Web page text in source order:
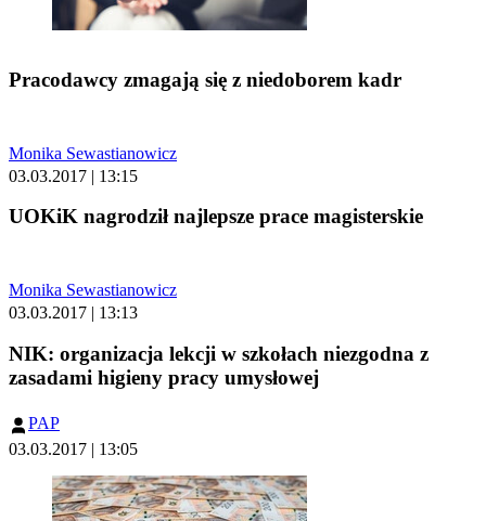
Pracodawcy zmagają się z niedoborem kadr
Monika Sewastianowicz
03.03.2017 | 13:15
UOKiK nagrodził najlepsze prace magisterskie
Monika Sewastianowicz
03.03.2017 | 13:13
NIK: organizacja lekcji w szkołach niezgodna z
zasadami higieny pracy umysłowej
PAP
03.03.2017 | 13:05